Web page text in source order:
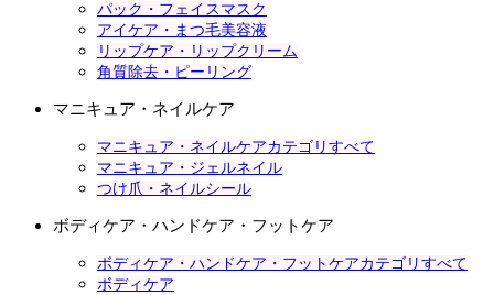
パック・フェイスマスク
アイケア・まつ毛美容液
リップケア・リップクリーム
角質除去・ピーリング
マニキュア・ネイルケア
マニキュア・ネイルケアカテゴリすべて
マニキュア・ジェルネイル
つけ爪・ネイルシール
ボディケア・ハンドケア・フットケア
ボディケア・ハンドケア・フットケアカテゴリすべて
ボディケア